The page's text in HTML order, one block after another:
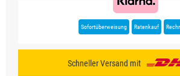
Sofortüberweisung Ratenkauf
Schneller Versand mit